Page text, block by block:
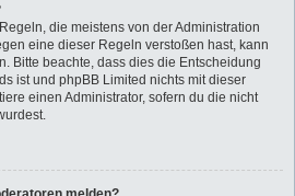
die meistens von der Administration
eine dieser Regeln verstoßen hast, kann
Bitte beachte, dass dies die Entscheidung
ist und phpBB Limited nichts mit dieser
einen Administrator, sofern du die nicht